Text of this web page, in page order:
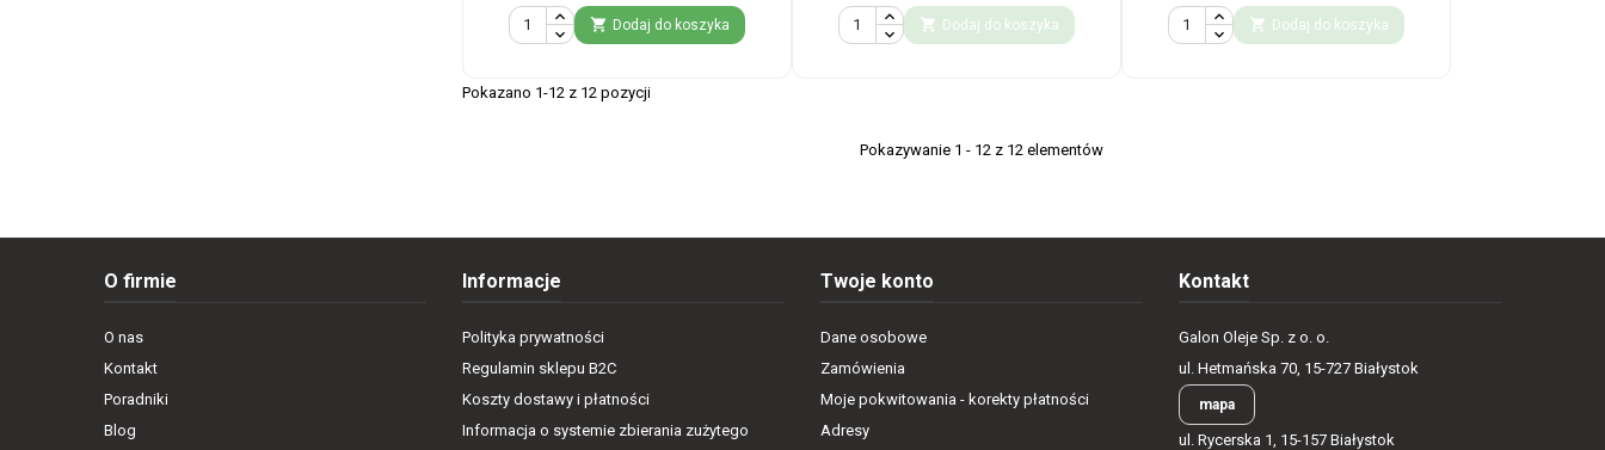
 Dodaj do koszyka  Dodaj do koszyka  Dodaj do koszyka
Pokazano 1-12 z 12 pozycji
Pokazywanie 1 - 12 z 12 elementów
O firmie
O nas
Kontakt
Poradniki
Blog
Informacje
Polityka prywatności
Regulamin sklepu B2C
Koszty dostawy i płatności
Informacja o systemie zbierania zużytego
Twoje konto
Dane osobowe
Zamówienia
Moje pokwitowania - korekty płatności
Adresy
Kontakt
Galon Oleje Sp. z o. o.
ul. Hetmańska 70, 15-727 Białystok
mapa
ul. Rycerska 1, 15-157 Białystok